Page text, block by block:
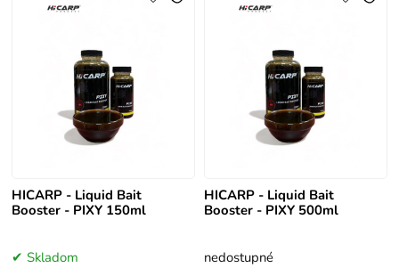
HICARP - Liquid Bait
Booster - PIXY 150ml
Skladom
HICARP - Liquid Bait
Booster - PIXY 500ml
nedostupné